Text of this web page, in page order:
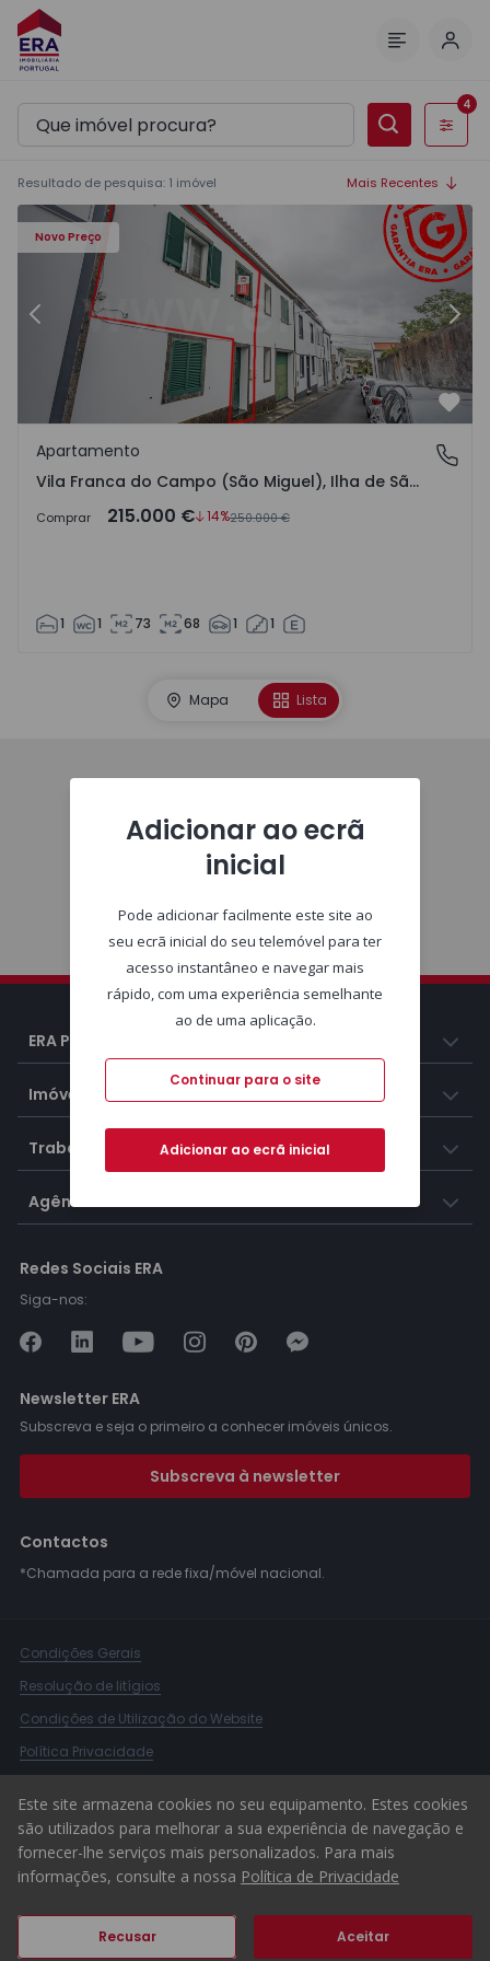
Filtros
4
Resultado de pesquisa: 1 imóvel Mais Recentes
Novo Preço
(São Miguel) - 1552081 - 33
Apartamento T1 Vila Franca do Campo, Vila Franca do
Anterior
Vila Franca do Campo (São Miguel), Ilha de São Miguel
Apartamento
Vila Franca do Campo (São Miguel), Ilha de São Miguel
Comprar 215.000 € 14%250.000 €
1 1 73 68 1 1
Mapa Lista
ERA Portugal
Imóveis
Trabalhar na ERA
Agências ERA
Redes Sociais ERA
Siga-nos:
Newsletter ERA
Subscreva e seja o primeiro a conhecer imóveis únicos.
Subscreva à newsletter
Contactos
*Chamada para a rede fixa/móvel nacional.
Condições Gerais
Resolução de litígios
Condições de Utilização do Website
Política Privacidade
© 2026 ERA Portugal
Este site armazena cookies no seu equipamento. Estes cookies
são utilizados para melhorar a sua experiência de navegação e
fornecer-lhe serviços mais personalizados. Para mais
informações, consulte a nossa Política de Privacidade
Recusar Aceitar
Adicionar ao ecrã
inicial
Pode adicionar facilmente este site ao
seu ecrã inicial do seu telemóvel para ter
acesso instantâneo e navegar mais
rápido, com uma experiência semelhante
ao de uma aplicação.
Continuar para o site
Adicionar ao ecrã inicial